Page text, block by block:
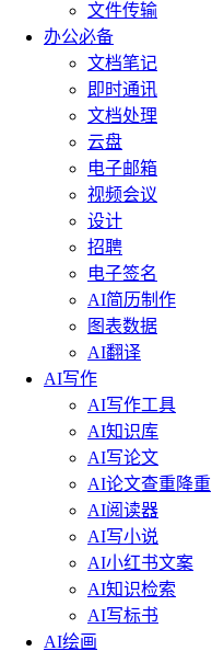
文件传输
办公必备
文档笔记
即时通讯
文档处理
云盘
电子邮箱
视频会议
设计
招聘
电子签名
AI简历制作
图表数据
AI翻译
AI写作
AI写作工具
AI知识库
AI写论文
AI论文查重降重
AI阅读器
AI写小说
AI小红书文案
AI知识检索
AI写标书
AI绘画